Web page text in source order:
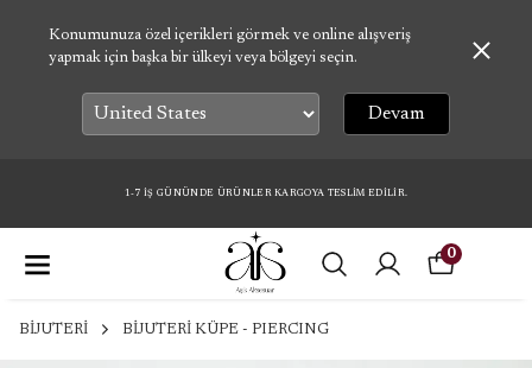
Konumunuza özel içerikleri görmek ve online alışveriş
yapmak için başka bir ülkeyi veya bölgeyi seçin.
Devam
1-7 İŞ GÜNÜNDE ÜRÜNLER KARGOYA TESLİM EDİLİR.
0
BİJUTERİ BİJUTERİ KÜPE - PIERCING